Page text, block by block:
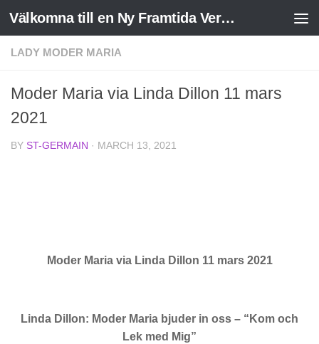
Skip to content Välkomna till en Ny Framtida Verklighet
LADY MODER MARIA
Moder Maria via Linda Dillon 11 mars
2021
BY ST-GERMAIN · MARCH 13, 2021
Moder Maria via Linda Dillon 11 mars 2021
Linda Dillon: Moder Maria bjuder in oss – “Kom och
Lek med Mig”